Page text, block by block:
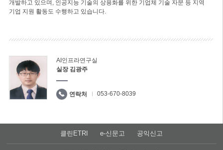
개발하고 있으며, 인공지능 기술의 상용화를 위한 기업체 기술 자문 등 지역
기업 지원 활동도 수행하고 있습니다.
AI인프라연구실
실장 김광주
연락처 053-670-8039
클린ETRI e-신문고 공익신고